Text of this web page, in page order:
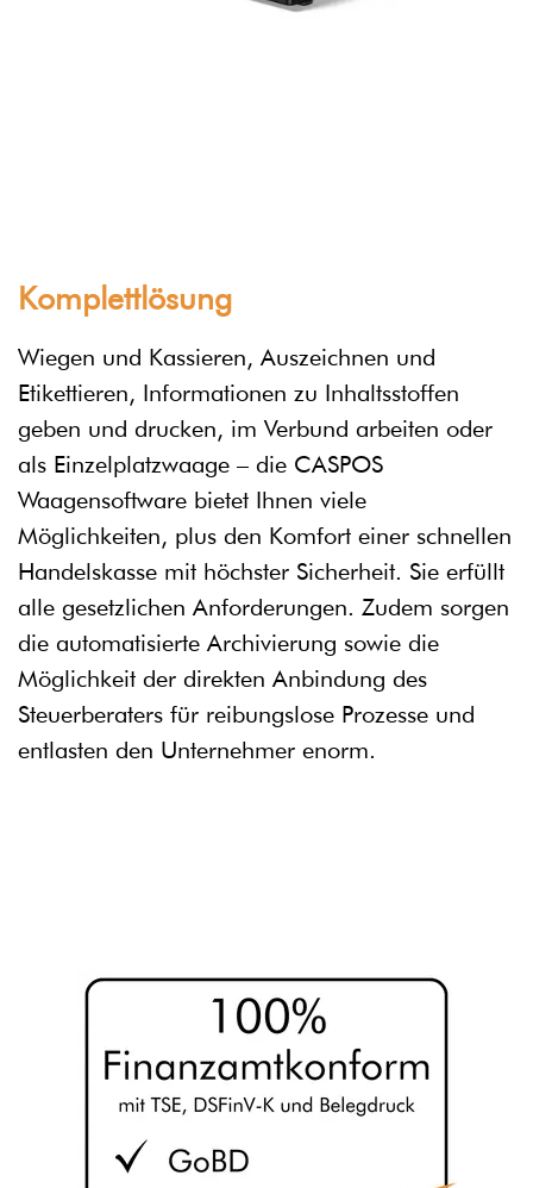
Komplettlösung
Wiegen und Kassieren, Auszeichnen und
Etikettieren, Informationen zu Inhaltsstoffen
geben und drucken, im Verbund arbeiten oder
als Einzelplatzwaage – die CASPOS
Waagensoftware bietet Ihnen viele
Möglichkeiten, plus den Komfort einer schnellen
Handelskasse mit höchster Sicherheit. Sie erfüllt
alle gesetzlichen Anforderungen. Zudem sorgen
die automatisierte Archivierung sowie die
Möglichkeit der direkten Anbindung des
Steuerberaters für reibungslose Prozesse und
entlasten den Unternehmer enorm.